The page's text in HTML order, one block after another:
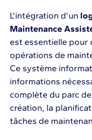
L'intégration d'un
Maintenance
est essentielle
opérations de
Ce système
informations
complète du parc
création, la
tâches de